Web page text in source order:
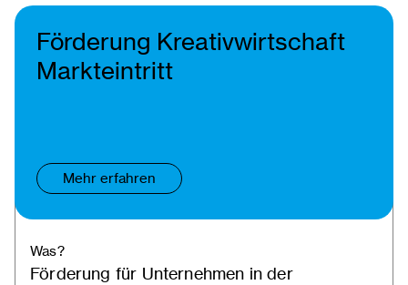
Förderung Kreativwirtschaft
Markteintritt
Mehr erfahren
Was?
Förderung für Unternehmen in der